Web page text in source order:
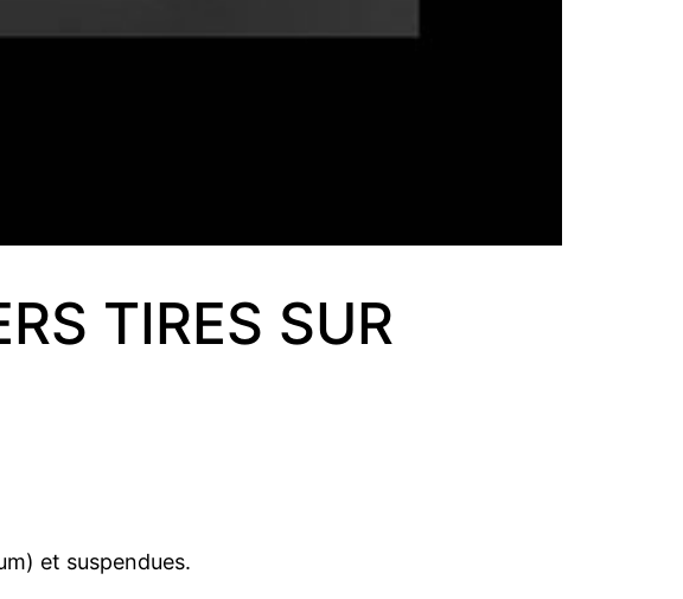
TIRES SUR
et suspendues.